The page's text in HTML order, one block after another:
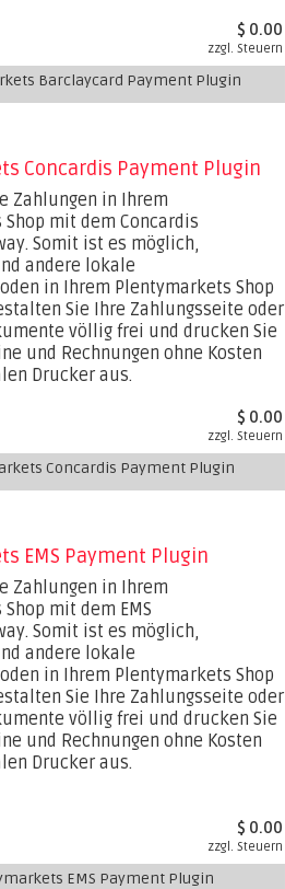
$ 0.00
zzgl. Steuern
Barclaycard Payment Plugin
Concardis Payment Plugin
Zahlungen in Ihrem
mit dem Concardis
Somit ist es möglich,
andere lokale
in Ihrem Plentymarkets Shop
Sie Ihre Zahlungsseite oder
völlig frei und drucken Sie
und Rechnungen ohne Kosten
Drucker aus.
$ 0.00
zzgl. Steuern
Concardis Payment Plugin
EMS Payment Plugin
Zahlungen in Ihrem
mit dem EMS
Somit ist es möglich,
andere lokale
in Ihrem Plentymarkets Shop
Sie Ihre Zahlungsseite oder
völlig frei und drucken Sie
und Rechnungen ohne Kosten
Drucker aus.
$ 0.00
zzgl. Steuern
EMS Payment Plugin